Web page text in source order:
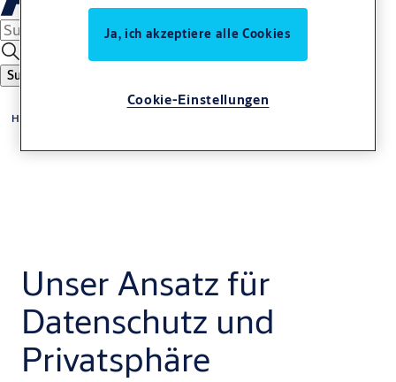
Suche
Home
Unser Ansatz für
Datenschutz und
Privatsphäre
Ja, ich akzeptiere alle Cookies
Cookie-Einstellungen